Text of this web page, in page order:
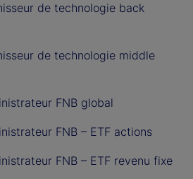
de technologie back
de technologie middle
FNB global
FNB – ETF actions
FNB – ETF revenu fixe